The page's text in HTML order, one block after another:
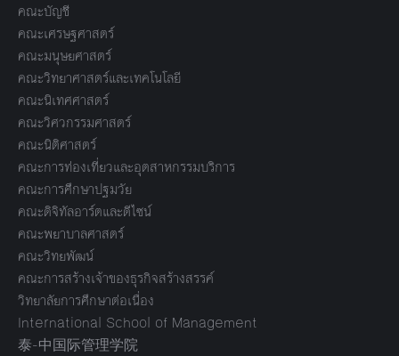
คณะบัญชี
คณะเศรษฐศาสตร์
คณะมนุษยศาสตร์
คณะวิทยาศาสตร์และเทคโนโลยี
คณะนิเทศศาสตร์
คณะวิศวกรรมศาสตร์
คณะนิติศาสตร์
คณะการท่องเที่ยวและอุตสาหกรรมบริการ
คณะการศึกษาปฐมวัย
คณะดิจิทัลอาร์ตและดีไซน์
คณะพยาบาลศาสตร์
คณะวิทยพัฒน์
คณะการสร้างเจ้าของธุรกิจสร้างสรรค์
วิทยาลัยการศึกษาต่อเนื่อง
International School of Management
泰-中国际管理学院